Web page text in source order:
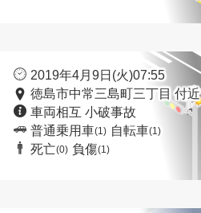
2019年4月9日(火)07:55
徳島市中常三島町三丁目 付近
車両相互 小破事故
普通乗用車(1) 自転車(1)
死亡(0) 負傷(1)